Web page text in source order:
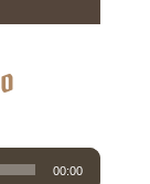
00:00